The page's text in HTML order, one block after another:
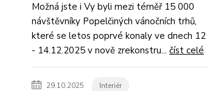
Možná jste i Vy byli mezi téměř 15 000
návštěvníky Popelčiných vánočních trhů,
které se letos poprvé konaly ve dnech 12
- 14.12.2025 v nově zrekonstru... číst celé
29.10.2025 Interiér